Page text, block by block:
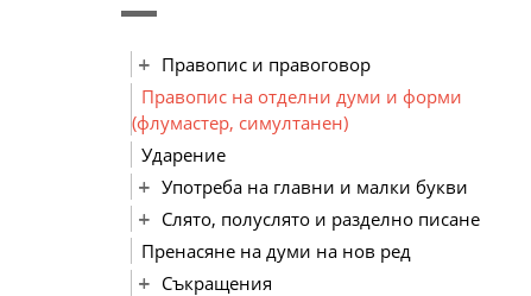
Правопис и правоговор
Правопис на отделни думи и форми
(флумастер, симултанен)
Ударение
Употреба на главни и малки букви
Слято, полуслято и разделно писане
Пренасяне на думи на нов ред
Съкращения